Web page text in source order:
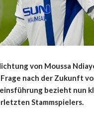
von Moussa
nach der Zukunft
bezieht nun
Stammspielers.